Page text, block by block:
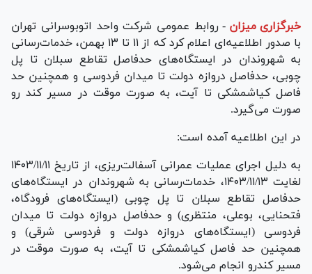
خبرگزاری میزان - روابط عمومی شرکت واحد اتوبوسرانی تهران
با صدور اطلاعیه‌ای اعلام کرد که از ۱۱ تا ۱۳ بهمن، خدمات‌رسانی
به شهروندان در ایستگاه‌های حدفاصل تقاطع سبلان تا پل
چوبی، حدفاصل دروازه دولت تا میدان فردوسی و همچنین حد
فاصل کیاشمشکی تا آیت، به صورت موقت در مسیر کند رو
صورت می‌گیرد.
در این اطلاعیه آمده است:
به دلیل اجرای عملیات عمرانی آسفالت‌ریزی، از تاریخ ۱۴۰۳/۱۱/۱۱
لغایت ۱۴۰۳/۱۱/۱۳، خدمات‌رسانی به شهروندان در ایستگاه‌های
حدفاصل تقاطع سبلان تا پل چوبی (ایستگاه‌های فرودگاه،
فتحنایی، بوعلی، منتظری) و حدفاصل دروازه دولت تا میدان
فردوسی (ایستگاه‌های دروازه دولت و فردوسی شرقی) و
همچنین حد فاصل کیاشمشکی تا آیت، به صورت موقت در
مسیر کندرو انجام می‌شود.